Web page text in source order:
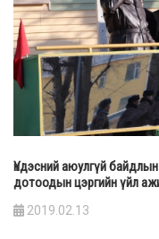
Үндэсний аюулгүй
дотоодын цэргийн үйл
2019.02.13